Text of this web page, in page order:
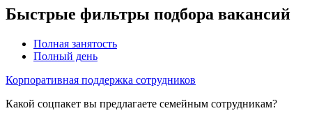
Быстрые фильтры подбора вакансий
Полная занятость
Полный день
Корпоративная поддержка сотрудников
Какой соцпакет вы предлагаете семейным сотрудникам?